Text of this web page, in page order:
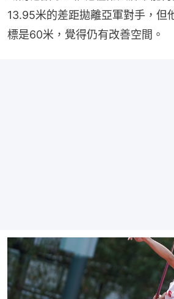
13.95米的差距拋離亞軍對手，但
標是60米，覺得仍有改善空間。